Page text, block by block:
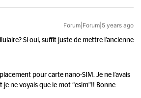
Forum|Forum|5 years ago
Si oui, suffit juste de mettre l’ancienne
pour carte nano-SIM. Je ne l’avais
ne voyais que le mot “esim”!! Bonne